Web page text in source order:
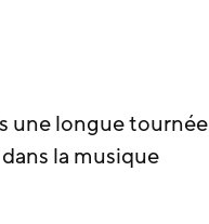
une longue tournée
la musique